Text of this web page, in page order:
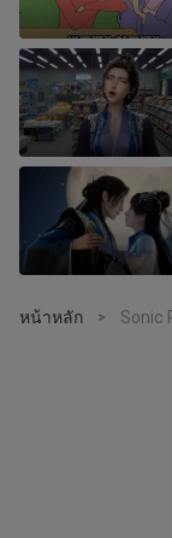
หน้าหลัก > Sonic